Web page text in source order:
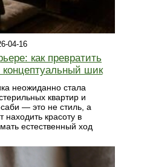
04-16
как превратить
шик
неожиданно стала
квартир и
— это не стиль, а
красоту в
естественный ход